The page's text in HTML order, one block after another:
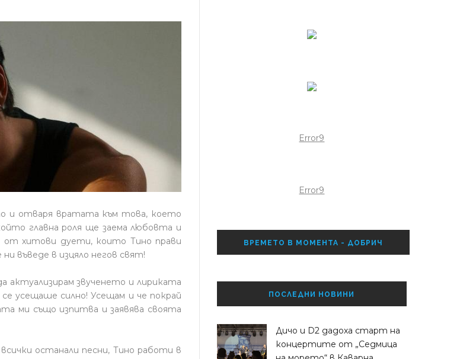
и отваря вратата към това, което
главна роля ще заема любовта и
от хитови дуети, които Тино прави
въведе в изцяло негов свят!
актуализирам звученето и лириката
се усещаше силно! Усещам и че покрай
ми също изпитва и заявява своята
останали песни, Тино работи в
Error9
Error9
ВРЕМЕТО В МОМЕНТА - ДОБРИЧ
ПОСЛЕДНИ НОВИНИ
Дичо и D2 дадоха старт на
концертите от „Седмица